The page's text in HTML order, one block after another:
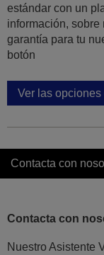
estándar con un
información,
garantía para tu
botón
Ver las
Contacta con
Contacta con
Nuestro Asistente